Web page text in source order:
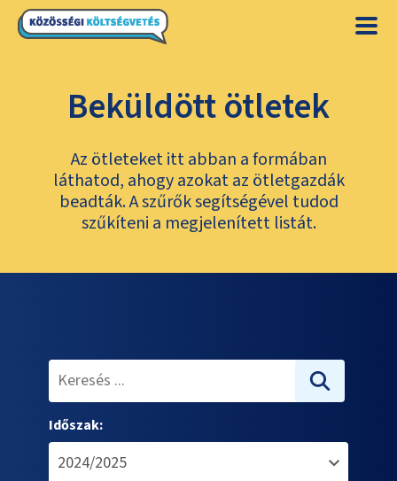
Beküldött ötletek
Az ötleteket itt abban a formában
láthatod, ahogy azokat az ötletgazdák
beadták. A szűrők segítségével tudod
szűkíteni a megjelenített listát.
Időszak: